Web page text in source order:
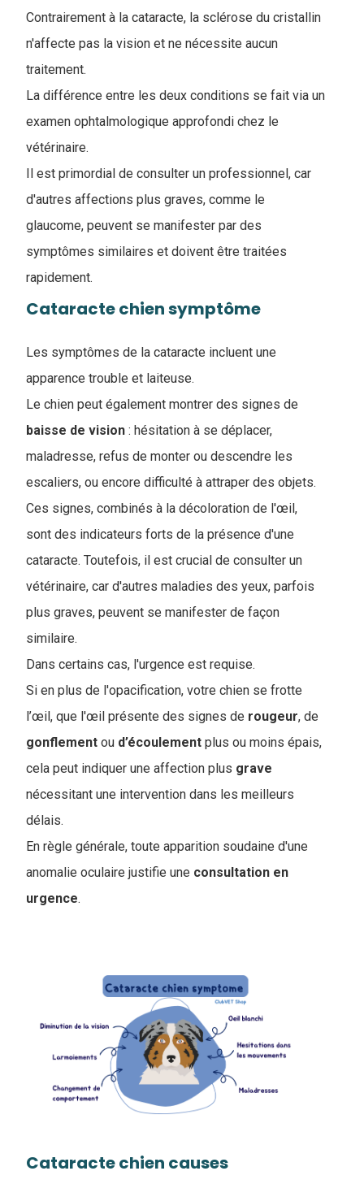
Contrairement à la cataracte, la sclérose du cristallin
n'affecte pas la vision et ne nécessite aucun
traitement.
La différence entre les deux conditions se fait via un
examen ophtalmologique approfondi chez le
vétérinaire.
Il est primordial de consulter un professionnel, car
d'autres affections plus graves, comme le
glaucome, peuvent se manifester par des
symptômes similaires et doivent être traitées
rapidement.
Cataracte chien symptôme
Les symptômes de la cataracte incluent une
apparence trouble et laiteuse.
Le chien peut également montrer des signes de
baisse de vision : hésitation à se déplacer,
maladresse, refus de monter ou descendre les
escaliers, ou encore difficulté à attraper des objets.
Ces signes, combinés à la décoloration de l'œil,
sont des indicateurs forts de la présence d'une
cataracte. Toutefois, il est crucial de consulter un
vétérinaire, car d'autres maladies des yeux, parfois
plus graves, peuvent se manifester de façon
similaire.
Dans certains cas, l'urgence est requise.
Si en plus de l'opacification, votre chien se frotte
l’œil, que l'œil présente des signes de rougeur, de
gonflement ou d’écoulement plus ou moins épais,
cela peut indiquer une affection plus grave
nécessitant une intervention dans les meilleurs
délais.
En règle générale, toute apparition soudaine d'une
anomalie oculaire justifie une consultation en
urgence.
Cataracte chien causes